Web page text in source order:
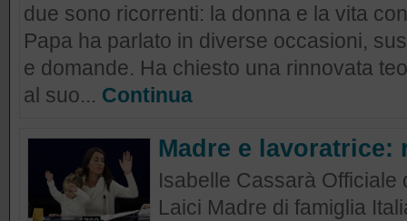
due sono ricorrenti: la donna e la vita
Papa ha parlato in diverse occasioni,
e domande. Ha chiesto una rinnovata
al suo... Continua
Madre e
Isabelle Cassarà Officiale
Laici Madre di famiglia